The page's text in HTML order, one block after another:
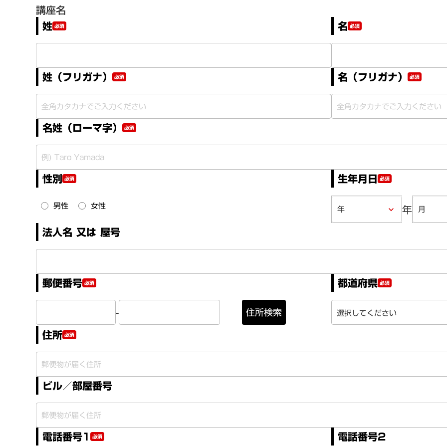
講座名
姓 必須 名 必須
姓（フリガナ） 必須 名（フリガナ） 必須
名姓（ローマ字） 必須
性別 必須
男性 女性
生年月日 必須
keyboard_arrow_down 年
法人名 又は 屋号
郵便番号 必須
- 住所検索
都道府県 必須
住所 必須
ビル／部屋番号
電話番号1 必須 電話番号2